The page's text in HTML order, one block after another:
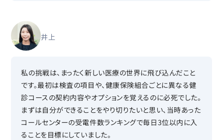
井上
私の挑戦は、まったく新しい医療の世界に飛び込んだこと
です。最初は検査の項目や、健康保険組合ごとに異なる健
診コースの契約内容やオプションを覚えるのに必死でした。
まずは自分ができることをやり切りたいと思い、当時あった
コールセンターの受電件数ランキングで毎日3位以内に入
ることを目標にしていました。